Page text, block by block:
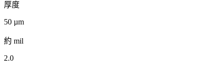
厚度
50 µm
約 mil
2.0